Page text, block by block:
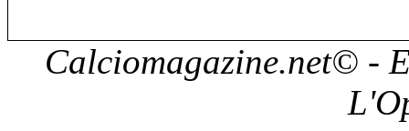
Calciomagazine.net© -